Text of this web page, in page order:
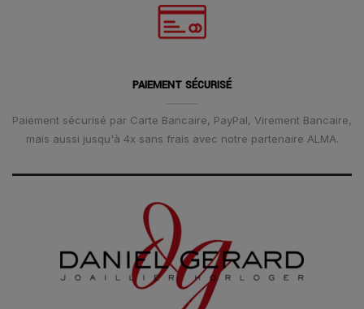
PAIEMENT SÉCURISÉ
Paiement sécurisé par Carte Bancaire, PayPal, Virement Bancaire,
mais aussi jusqu'à 4x sans frais avec notre partenaire ALMA.